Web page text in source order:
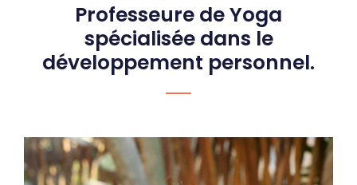
Professeure de Yoga
spécialisée dans le
développement personnel.